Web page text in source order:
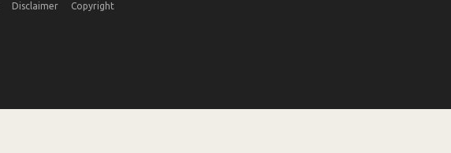
Disclaimer Copyright